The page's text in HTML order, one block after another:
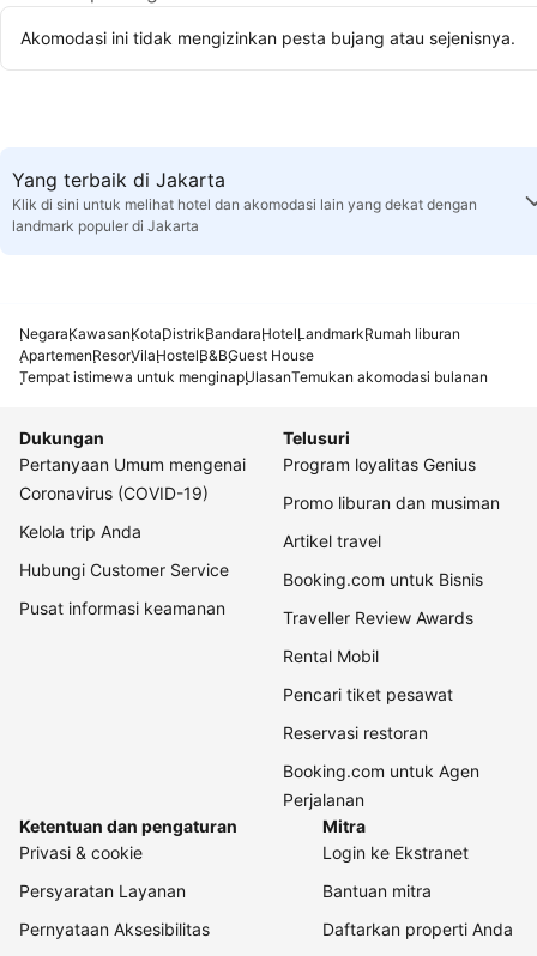
Akomodasi ini tidak mengizinkan pesta bujang atau sejenisnya.
Yang terbaik di Jakarta
Klik di sini untuk melihat hotel dan akomodasi lain yang dekat dengan
landmark populer di Jakarta
NegaraKawasanKotaDistrikBandaraHotelLandmarkRumah liburan
ApartemenResorVilaHostelB&BGuest House
Tempat istimewa untuk menginapUlasanTemukan akomodasi bulanan
Dukungan
Pertanyaan Umum mengenai
Coronavirus (COVID-19)
Kelola trip Anda
Hubungi Customer Service
Pusat informasi keamanan
Telusuri
Program loyalitas Genius
Promo liburan dan musiman
Artikel travel
Booking.com untuk Bisnis
Traveller Review Awards
Rental Mobil
Pencari tiket pesawat
Reservasi restoran
Booking.com untuk Agen
Perjalanan
Ketentuan dan pengaturan
Privasi & cookie
Persyaratan Layanan
Pernyataan Aksesibilitas
Mitra
Login ke Ekstranet
Bantuan mitra
Daftarkan properti Anda